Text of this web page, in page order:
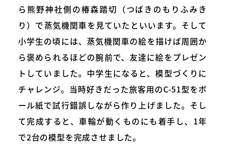
ら熊野神社側の椿森踏切（つばきのもりふみき
り）で蒸気機関車を見ていたといいます。そして
小学生の頃には、蒸気機関車の絵を描けば周囲か
ら褒められるほどの腕前で、友達に絵をプレゼン
トしていました。中学生になると、模型づくりに
チャレンジ。当時好きだった旅客用のC-51型をボ
ール紙で試行錯誤しながら作り上げました。そし
て完成すると、車輪が動くものにも着手し、1年
で2台の模型を完成させました。